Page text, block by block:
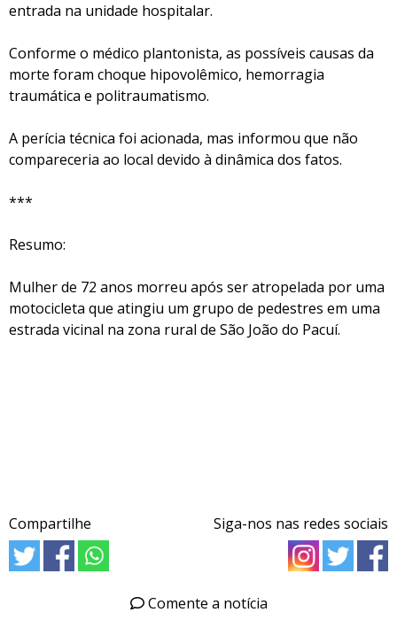
entrada na unidade hospitalar.
Conforme o médico plantonista, as possíveis causas da
morte foram choque hipovolêmico, hemorragia
traumática e politraumatismo.
A perícia técnica foi acionada, mas informou que não
compareceria ao local devido à dinâmica dos fatos.
***
Resumo:
Mulher de 72 anos morreu após ser atropelada por uma
motocicleta que atingiu um grupo de pedestres em uma
estrada vicinal na zona rural de São João do Pacuí.
Compartilhe Siga-nos nas redes sociais
Comente a notícia